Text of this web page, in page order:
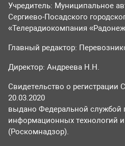
Учредитель: Муниципальное
Сергиево-Посадского
«Телерадиокомпания
Главный редактор:
Директор: Андреева Н.Н.
Свидетельство о
20.03.2020
выдано Федеральной службой
информационных технологий
(Роскомнадзор).